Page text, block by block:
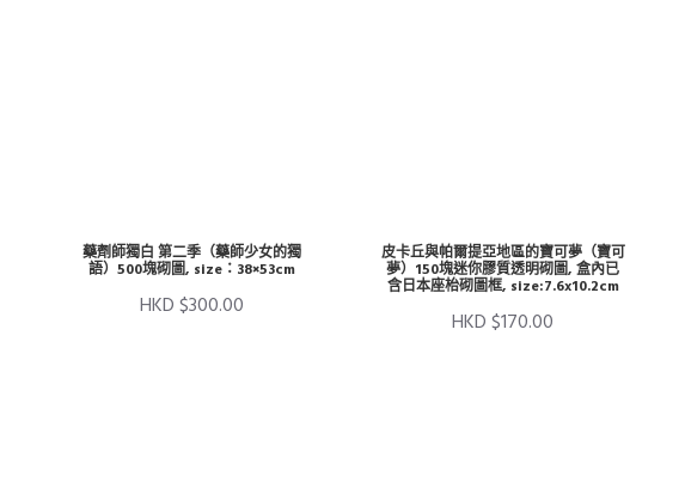
藥劑師獨白 第二季（藥師少女的獨
語）500塊砌圖, size：38×53cm
HKD $300.00
皮卡丘與帕爾提亞地區的寶可夢（寶可
夢）150塊迷你膠質透明砌圖, 盒內已
含日本座枱砌圖框, size:7.6x10.2cm
HKD $170.00